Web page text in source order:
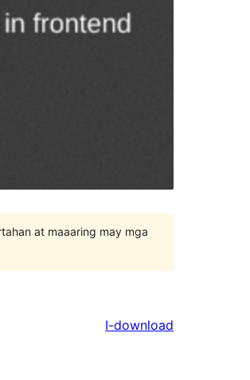
at maaaring may mga
I-download